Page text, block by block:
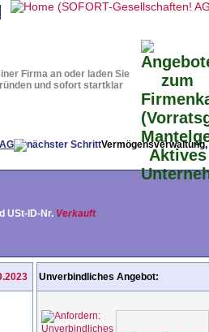
Firma an oder laden Sie
und sofort startklar
Vermögensverwaltung,
USt-ID-Nr. Verkauft
Unverbindliches Angebot: